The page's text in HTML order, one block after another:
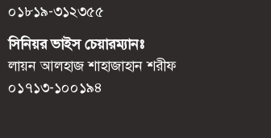
০১৮১৯-৩১২৩৫৫
সিনিয়র ভাইস চেয়ারম্যানঃ
লায়ন আলহাজ শাহাজাহান শরীফ
০১৭১৩-১০০১৯৪